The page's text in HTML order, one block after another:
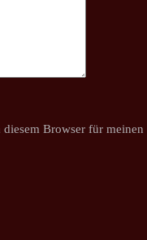
Browser für meinen